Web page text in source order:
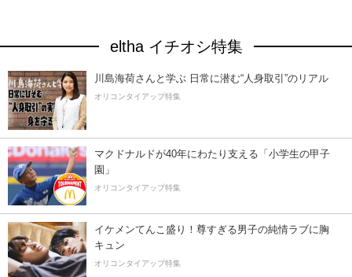
eltha イチオシ特集
川島海荷さんと学ぶ 日常に潜む“人身取引”のリアル
オリコンタイアップ特集
マクドナルドが40年にわたり支える「小学生の甲子
園」
オリコンタイアップ特集
イケメンてんこ盛り！尊すぎる男子の純情ラブに胸
キュン
オリコンタイアップ特集